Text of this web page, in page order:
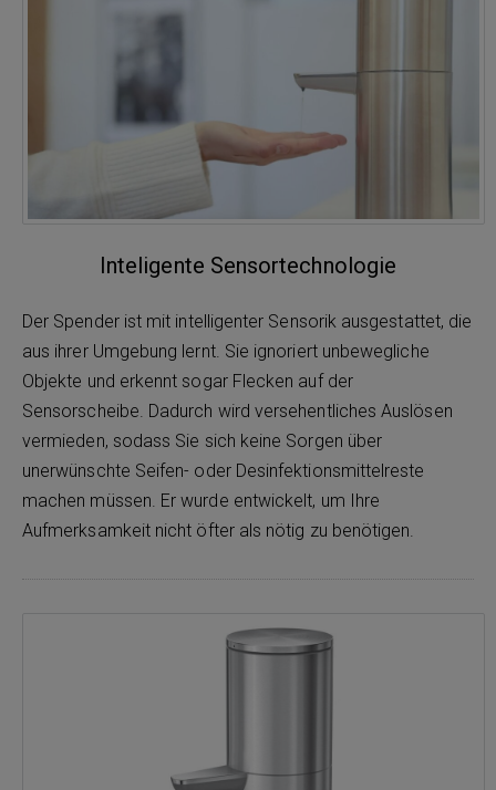
Inteligente Sensortechnologie
Der Spender ist mit intelligenter Sensorik ausgestattet, die
aus ihrer Umgebung lernt. Sie ignoriert unbewegliche
Objekte und erkennt sogar Flecken auf der
Sensorscheibe. Dadurch wird versehentliches Auslösen
vermieden, sodass Sie sich keine Sorgen über
unerwünschte Seifen- oder Desinfektionsmittelreste
machen müssen. Er wurde entwickelt, um Ihre
Aufmerksamkeit nicht öfter als nötig zu benötigen.